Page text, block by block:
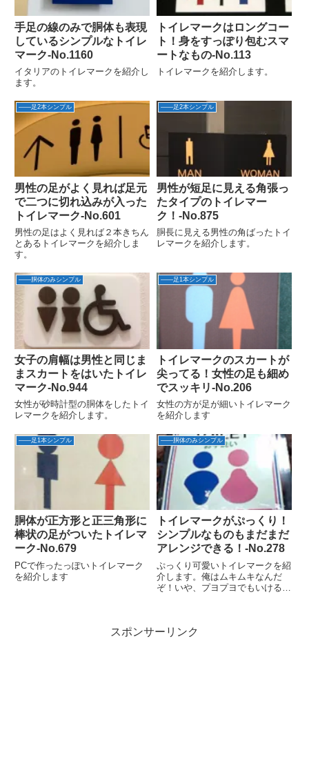
手足の線のみで胴体も表現
しているシンプルなトイレ
マーク-No.1160
イタリアのトイレマークを紹介し
ます。
トイレマークはロングコー
ト！身をすっぽり包むスマ
ートなもの-No.113
トイレマークを紹介します。
――足2本シンプル
男性の足がよく見れば足元
で二つに切れ込みが入った
トイレマーク‐No.601
男性の足はよく見れば２本きちん
とあるトイレマークを紹介しま
す。
――足2本シンプル
男性が短足に見える角張っ
たタイプのトイレマー
ク！‐No.875
胴長に見える男性の角ばったトイ
レマークを紹介します。
――胴体のみシンプル
女子の肩幅は男性と同じま
まスカートをはいたトイレ
マーク‐No.944
女性が砂時計型の胴体をしたトイ
レマークを紹介します。
――足1本シンプル
トイレマークのスカートが
尖ってる！女性の足も細め
でスッキリ‐No.206
女性の方が足が細いトイレマーク
を紹介します
――足1本シンプル
胴体が正方形と正三角形に
棒状の足がついたトイレマ
ーク‐No.679
PCで作ったっぽいトイレマーク
を紹介します
――胴体のみシンプル
トイレマークがぷっくり！
シンプルなものもまだまだ
アレンジできる！‐No.278
ぷっくり可愛いトイレマークを紹
介します。俺はムキムキなんだ
ぞ！いや、プヨプヨでもいける形
マーク今回のトイレマークは、頭
スポンサーリンク